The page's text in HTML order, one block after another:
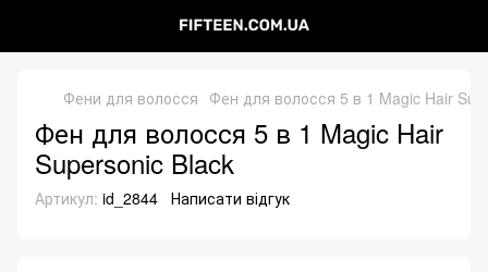
Фени для волосся Фен для волосся 5 в 1 Magic Hair
Фен для волосся 5 в 1 Magic Hair
Supersonic Black
Артикул: id_2844 Написати відгук